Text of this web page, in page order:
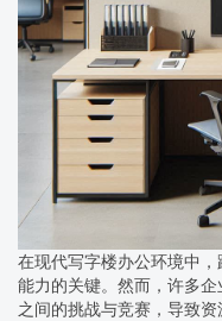
在现代写字楼办公环境中
能力的关键。然而，许多
之间的挑战与竞赛，导致